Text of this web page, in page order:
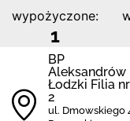
wypożyczone:
1
BP
Aleksandrów
Łodzki Filia nr
2
ul. Dmowskiego